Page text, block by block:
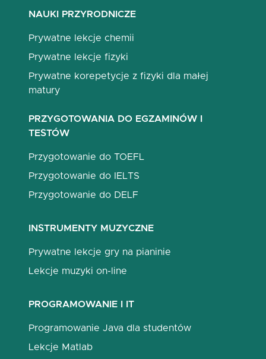
NAUKI PRZYRODNICZE
Prywatne lekcje chemii
Prywatne lekcje fizyki
Prywatne korepetycje z fizyki dla małej
matury
PRZYGOTOWANIA DO EGZAMINÓW I
TESTÓW
Przygotowanie do TOEFL
Przygotowanie do IELTS
Przygotowanie do DELF
INSTRUMENTY MUZYCZNE
Prywatne lekcje gry na pianinie
Lekcje muzyki on-line
PROGRAMOWANIE I IT
Programowanie Java dla studentów
Lekcje Matlab